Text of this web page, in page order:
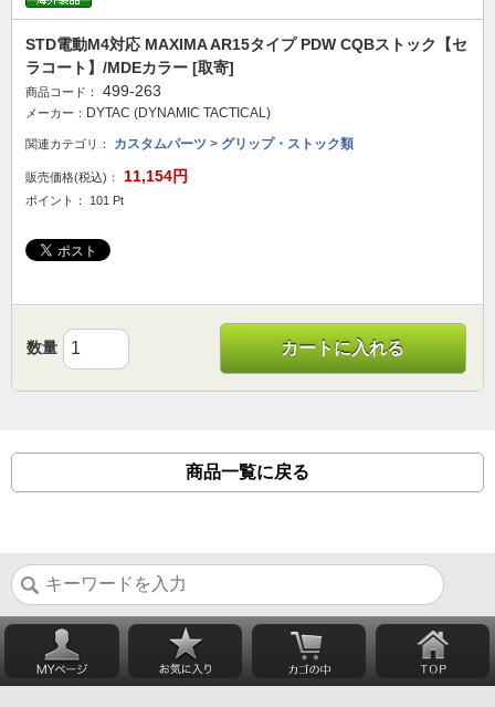
STD電動M4対応 MAXIMA AR15タイプ PDW CQBストック【セ
ラコート】/MDEカラー [取寄]
商品コード： 499-263
メーカー： DYTAC (DYNAMIC TACTICAL)
関連カテゴリ： カスタムパーツ > グリップ・ストック類
販売価格(税込)： 11,154円
ポイント： 101 Pt
数量 カートに入れる
商品一覧に戻る